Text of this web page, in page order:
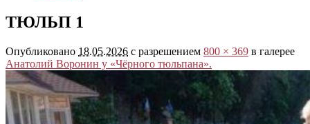
ТЮЛЬП 1
Опубликовано 18.05.2026 с разрешением 800 × 369 в галерее
Анатолий Воронин у «Чёрного тюльпана».